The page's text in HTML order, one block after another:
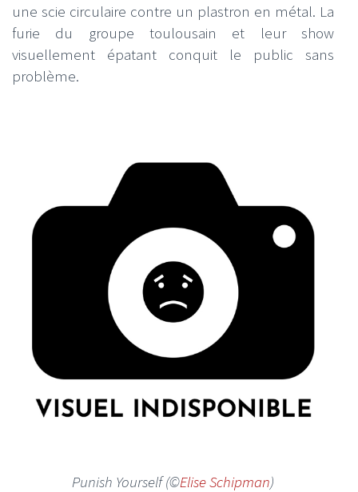
une scie circulaire contre un plastron en métal. La
furie du groupe toulousain et leur show
visuellement épatant conquit le public sans
problème.
Punish Yourself (©Elise Schipman)